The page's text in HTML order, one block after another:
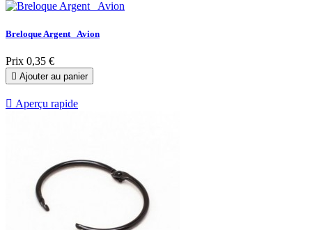
Breloque Argent_ Avion
Prix 0,35 €
 Ajouter au panier
 Aperçu rapide